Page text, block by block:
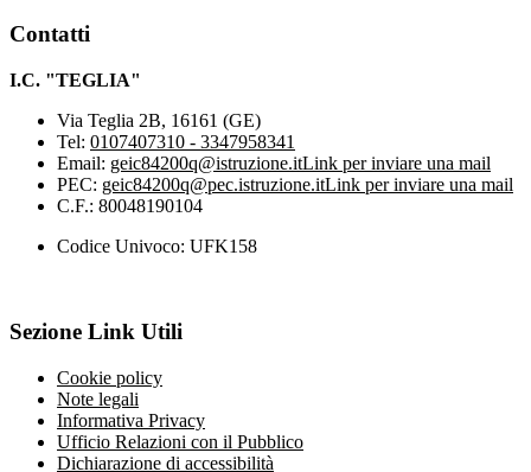
Contatti
I.C. "TEGLIA"
Via Teglia 2B, 16161 (GE)
Tel: 0107407310 - 3347958341
Email: geic84200q@istruzione.itLink per inviare una mail
PEC: geic84200q@pec.istruzione.itLink per inviare una mail
C.F.: 80048190104
Codice Univoco: UFK158
Sezione Link Utili
Cookie policy
Note legali
Informativa Privacy
Ufficio Relazioni con il Pubblico
Dichiarazione di accessibilità